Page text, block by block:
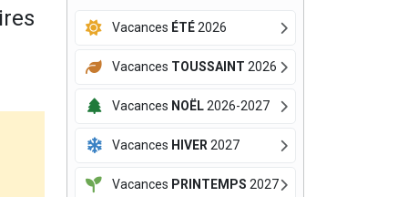
Vacances ÉTÉ2026
Vacances TOUSSAINT 2026
Vacances NOËL2026-2027
Vacances HIVER 2027
Vacances PRINTEMPS 2027